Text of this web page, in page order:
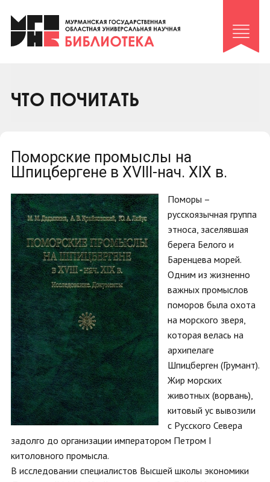
Клуб «Гиря и сельдерей»
Клуб «Семейный архив»
Коллегам
ЧТО ПОЧИТАТЬ
Поморские промыслы на
Шпицбергене в XVIII-нач. XIX в.
Поморы –
русскоязычная группа
этноса, заселявшая
берега Белого и
Баренцева морей.
Одним из жизненно
важных промыслов
поморов была охота
на морского зверя,
которая велась на
архипелаге
Шпицберген (Грумант).
Жир морских
животных (ворвань),
китовый ус вывозили
с Русского Севера
задолго до организации императором Петром I
китоловного промысла.
В исследовании специалистов Высшей школы экономики